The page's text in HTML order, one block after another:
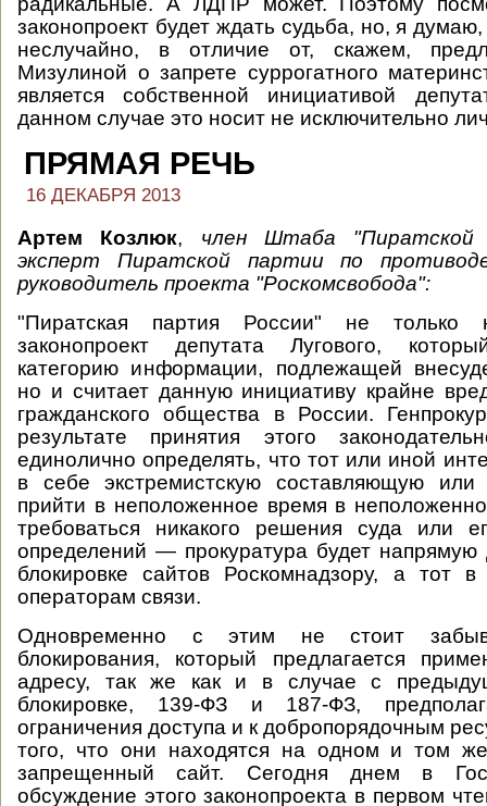
законопроект будет ждать судьба, но, я
неслучайно, в отличие от, скажем,
Мизулиной о запрете суррогатного
является собственной инициативой
данном случае это носит не исключительно
ПРЯМАЯ РЕЧЬ
16 ДЕКАБРЯ 2013
Артем Козлюк, член Штаба "Пиратской
эксперт Пиратской партии по
руководитель проекта "Роскомсвобода":
"Пиратская партия России" не только
законопроект депутата Лугового,
категорию информации, подлежащей
но и считает данную инициативу крайне
гражданского общества в России.
результате принятия этого
единолично определять, что тот или иной
в себе экстремистскую составляющую
прийти в неположенное время в
требоваться никакого решения суда или
определений — прокуратура будет напрямую
блокировке сайтов Роскомнадзору, а тот
операторам связи.
Одновременно с этим не стоит
блокирования, который предлагается
адресу, так же как и в случае с
блокировке, 139-ФЗ и 187-ФЗ,
ограничения доступа и к добропорядочным
того, что они находятся на одном и том
запрещенный сайт. Сегодня днем в
обсуждение этого законопроекта в первом